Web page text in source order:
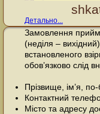
Детально...
Замовлення
(неділя – вихідний)
встановленого
обов’язково слід
Прізвище, ім’я,
Контактний
Місто та адресу